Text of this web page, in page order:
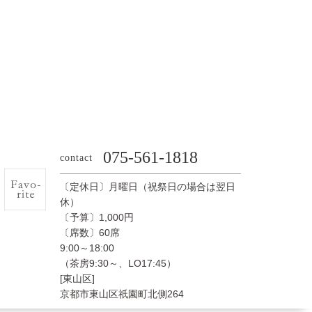
contact 075-561-1818
〔定休日〕月曜日（祝祭日の場合は翌日
休）
〔予算〕1,000円
〔席数〕60席
9:00～18:00
（茶房9:30～、LO17:45）
[東山区]
京都市東山区祇園町北側264